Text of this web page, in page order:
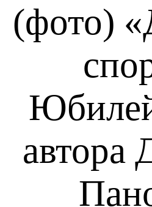
(фото)
автора